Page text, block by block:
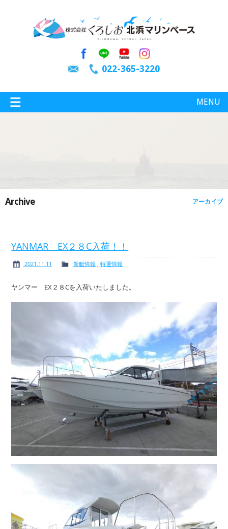
022-365-3220
MENU
イベント情報
新艇・展示艇情報 中古艇情報
求人情報 会社概要
Archive アーカイブ
YANMAR EX２８C入荷！！
2021.11.11 新艇情報 ,特選情報
ヤンマー EX２８Cを入荷いたしました。